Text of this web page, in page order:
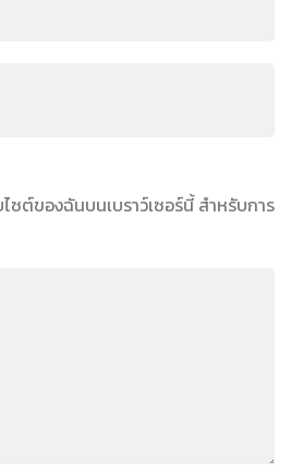
ซต์ของฉันบนเบราว์เซอร์นี้ สำหรับการ